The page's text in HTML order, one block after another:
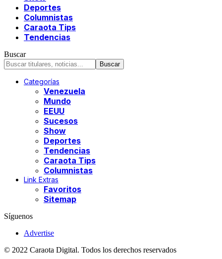
Deportes
Columnistas
Caraota Tips
Tendencias
Buscar
Categorías
Venezuela
Mundo
EEUU
Sucesos
Show
Deportes
Tendencias
Caraota Tips
Columnistas
Link Extras
Favoritos
Sitemap
Síguenos
Advertise
© 2022 Caraota Digital. Todos los derechos reservados